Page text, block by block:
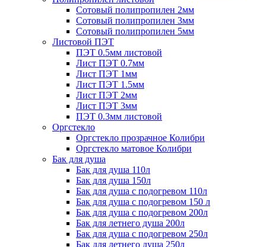
Сотовый полипропилен 2мм
Сотовый полипропилен 3мм
Сотовый полипропилен 5мм
Листовой ПЭТ
ПЭТ 0.5мм листовой
Лист ПЭТ 0.7мм
Лист ПЭТ 1мм
Лист ПЭТ 1.5мм
Лист ПЭТ 2мм
Лист ПЭТ 3мм
ПЭТ 0.3мм листовой
Оргстекло
Оргстекло прозрачное Колибри
Оргстекло матовое Колибри
Бак для душа
Бак для душа 110л
Бак для душа 150л
Бак для душа с подогревом 110л
Бак для душа с подогревом 150 л
Бак для душа с подогревом 200л
Бак для летнего душа 200л
Бак для душа с подогревом 250л
Бак для летнего душа 250л